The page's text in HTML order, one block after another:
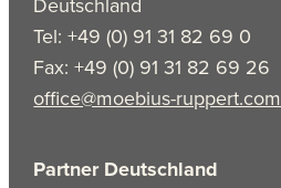
Tel: +49 (0) 91 31 82 69 0
Fax: +49 (0) 91 31 82 69 26
office@moebius-ruppert.com
Partner Deutschland